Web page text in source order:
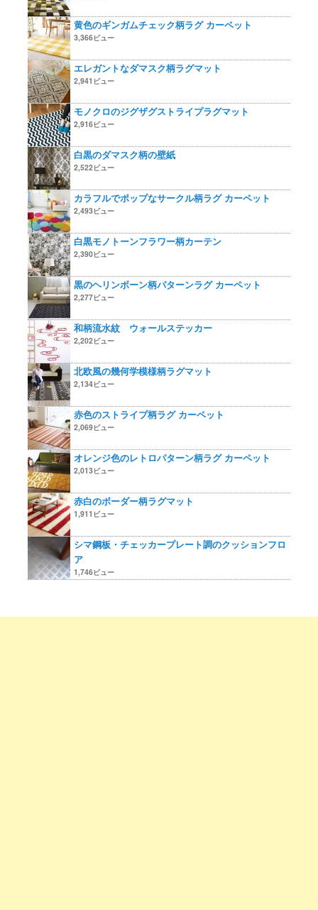
黄色のギンガムチェック柄ラグ カーペット
3,366ビュー
エレガントなダマスク柄ラグマット
2,941ビュー
モノクロのジグザグストライプラグマット
2,916ビュー
白黒のダマスク柄の壁紙
2,522ビュー
カラフルでポップなサークル柄ラグ カーペット
2,493ビュー
白黒モノトーンフラワー柄カーテン
2,390ビュー
黒のヘリンボーン柄パターンラグ カーペット
2,277ビュー
和柄流水紋 ウォールステッカー
2,202ビュー
北欧風の幾何学模様柄ラグマット
2,134ビュー
赤色のストライプ柄ラグ カーペット
2,069ビュー
オレンジ色のレトロパターン柄ラグ カーペット
2,013ビュー
赤白のボーダー柄ラグマット
1,911ビュー
シマ鋼板・チェッカープレート調のクッションフロ
ア
1,746ビュー